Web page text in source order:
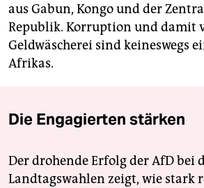
aus Gabun, Kongo und der
Republik. Korruption und damit
Geldwäscherei sind keineswegs
Afrikas.
Die Engagierten stärken
Der drohende Erfolg der AfD bei
Landtagswahlen zeigt, wie stark